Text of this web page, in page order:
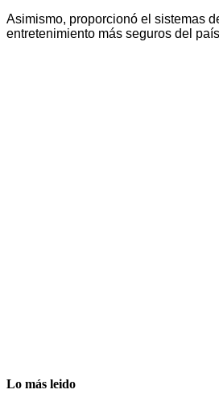
Asimismo, proporcionó el sistemas
entretenimiento más seguros del
Lo más leido